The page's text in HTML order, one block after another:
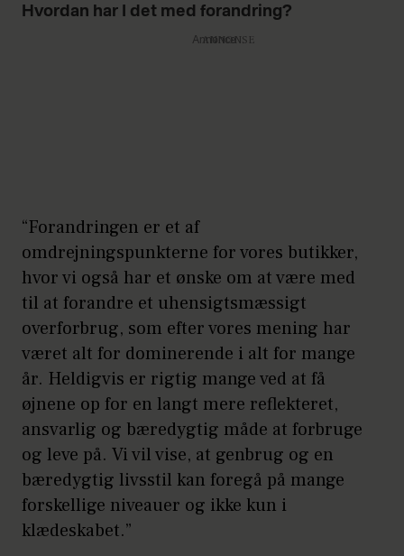
Hvordan har I det med forandring?
Annonce
“Forandringen er et af
omdrejningspunkterne for vores butikker,
hvor vi også har et ønske om at være med
til at forandre et uhensigtsmæssigt
overforbrug, som efter vores mening har
været alt for dominerende i alt for mange
år. Heldigvis er rigtig mange ved at få
øjnene op for en langt mere reflekteret,
ansvarlig og bæredygtig måde at forbruge
og leve på. Vi vil vise, at genbrug og en
bæredygtig livsstil kan foregå på mange
forskellige niveauer og ikke kun i
klædeskabet.”